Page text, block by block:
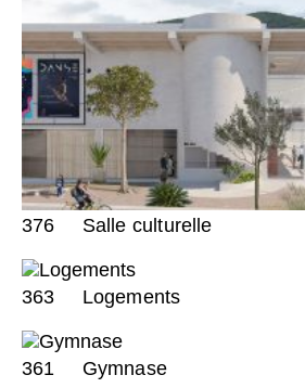
376 Salle culturelle
363 Logements
361 Gymnase